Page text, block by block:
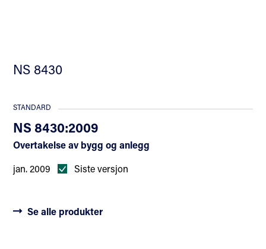
NS 8430
STANDARD
NS 8430:2009
Overtakelse av bygg og anlegg
jan. 2009
Siste versjon
Se alle produkter